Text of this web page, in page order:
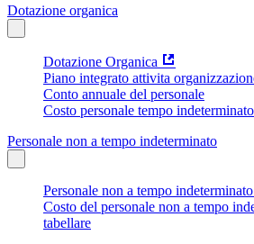
Dotazione organica
Dotazione Organica
Piano integrato attivita
Conto annuale del personale
Costo personale tempo indeterminato
Personale non a tempo indeterminato
Personale non a tempo
Costo del personale non a tempo
tabellare